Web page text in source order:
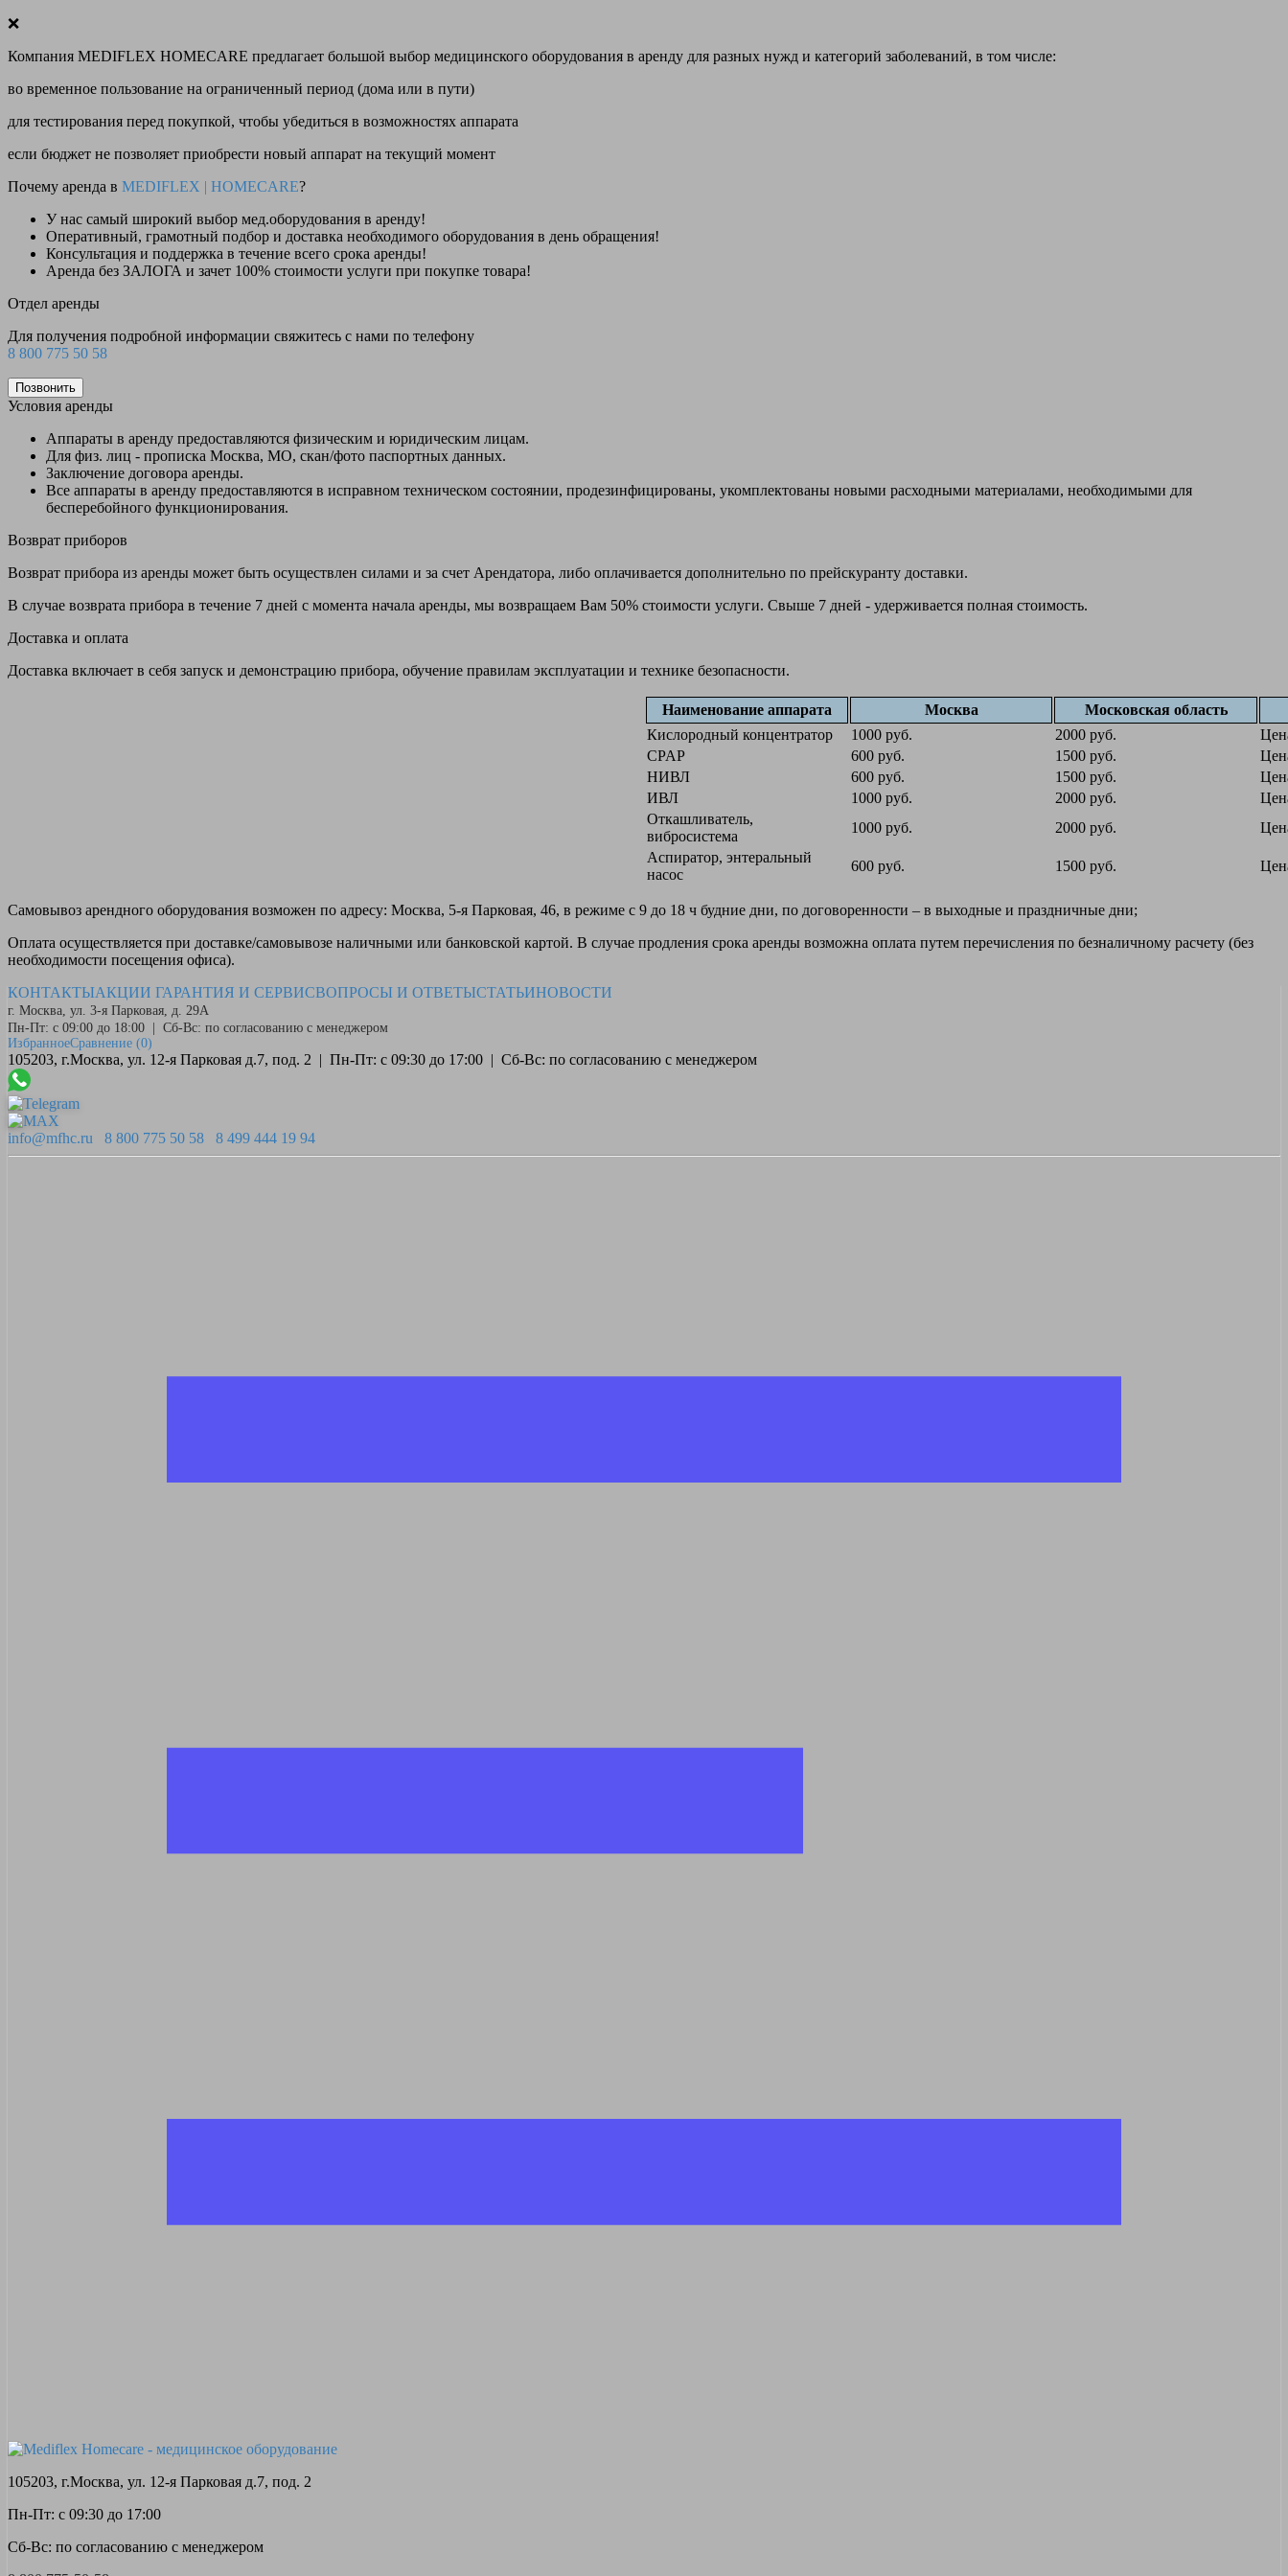
❌
Компания MEDIFLEX HOMECARE предлагает большой выбор медицинского оборудования в аренду для разных нужд и категорий заболеваний, в том числе:
во временное пользование на ограниченный период (дома или в пути)
для тестирования перед покупкой, чтобы убедиться в возможностях аппарата
если бюджет не позволяет приобрести новый аппарат на текущий момент
Почему аренда в MEDIFLEX | HOMECARE?
У нас самый широкий выбор мед.оборудования в аренду!
Оперативный, грамотный подбор и доставка необходимого оборудования в день обращения!
Консультация и поддержка в течение всего срока аренды!
Аренда без ЗАЛОГА и зачет 100% стоимости услуги при покупке товара!
Отдел аренды
Для получения подробной информации свяжитесь с нами по телефону
8 800 775 50 58
Позвонить
Условия аренды
Аппараты в аренду предоставляются физическим и юридическим лицам.
Для физ. лиц - прописка Москва, МО, скан/фото паспортных данных.
Заключение договора аренды.
Все аппараты в аренду предоставляются в исправном техническом состоянии, продезинфицированы, укомплектованы новыми расходными материалами, необходимыми для
бесперебойного функционирования.
Возврат приборов
Возврат прибора из аренды может быть осуществлен силами и за счет Арендатора, либо оплачивается дополнительно по прейскуранту доставки.
В случае возврата прибора в течение 7 дней с момента начала аренды, мы возвращаем Вам 50% стоимости услуги. Свыше 7 дней - удерживается полная стоимость.
Доставка и оплата
Доставка включает в себя запуск и демонстрацию прибора, обучение правилам эксплуатации и технике безопасности.
Наименование аппарата Москва
Московская область
Кислородный концентратор
1000 руб. 2000 руб.
CPAP
600 руб. 1500 руб.
НИВЛ
600 руб. 1500 руб.
ИВЛ
1000 руб. 2000 руб.
Откашливатель,
вибросистема
1000 руб. 2000 руб.
Аспиратор, энтеральный
насос
600 руб. 1500 руб.
Самовывоз арендного оборудования возможен по адресу: Москва, 5-я Парковая, 46, в режиме с 9 до 18 ч будние дни, по договоренности – в выходные и праздничные дни;
Оплата осуществляется при доставке/самовывозе наличными или банковской картой. В случае продления срока аренды возможна оплата путем перечисления по безналичному расчету (без
необходимости посещения офиса).
КОНТАКТЫАКЦИИ ГАРАНТИЯ И СЕРВИСВОПРОСЫ И ОТВЕТЫСТАТЬИНОВОСТИ
г. Москва, ул. 3-я Парковая, д. 29А
Пн-Пт: с 09:00 до 18:00 | Сб-Вс: по согласованию с менеджером
ИзбранноеСравнение (0)
105203, г.Москва, ул. 12-я Парковая д.7, под. 2 | Пн-Пт: с 09:30 до 17:00 | Сб-Вс: по согласованию с менеджером
info@mfhc.ru 8 800 775 50 58 8 499 444 19 94
105203, г.Москва, ул. 12-я Парковая д.7, под. 2
Пн-Пт: с 09:30 до 17:00
Сб-Вс: по согласованию с менеджером